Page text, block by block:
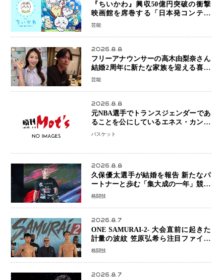
『ちいかわ』興収50億円突破の衝撃
映画館を席巻する「日本発コンテン
ツ」の強さ スパイダーマン、モアナ
芸能
2026.8.8
フリーアナウンサーの高木由梨奈さん
結婚2周年に新たな家族を迎える喜び
を報告 夫・岸田タツヤさんと連名
芸能
2026.8.8
元NBA選手でトランスジェンダーであ
ることを公にしているエネス・カンタ
ーがWNBAドラフト参戦を表明「参加
バスケット
2026.8.8
久保優太選手が結婚を報告 新たなパ
ートナーと歩む「集大成の一年」競技
生活を支える存在に感謝
格闘技
2026.8.7
ONE SAMURAI-2- 大会直前に起きた
計量の波紋 笠原弘希ら注目ファイタ
ーは契約体重で決戦へ、山本歩夢と平
格闘技
2026.8.7